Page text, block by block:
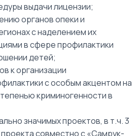
выдачи лицензии;
органов опеки и
с наделением их
в сфере профилактики
детей;
к организации
с особым акцентом на
криминогенности в
значимых проектов, в т.ч. 3
совместно с «Самрук-